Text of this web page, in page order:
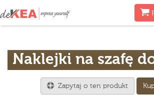
Naklejki na szafę
Zapytaj o ten produkt